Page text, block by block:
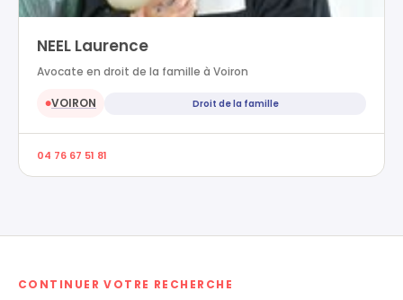
NEEL Laurence
Avocate en droit de la famille à Voiron
●VOIRON Droit de la famille
04 76 67 51 81
CONTINUER VOTRE RECHERCHE